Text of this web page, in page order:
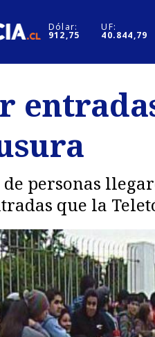
Dólar:
912,75
UF:
40.844,79
Internacional
Motores
personas
que la